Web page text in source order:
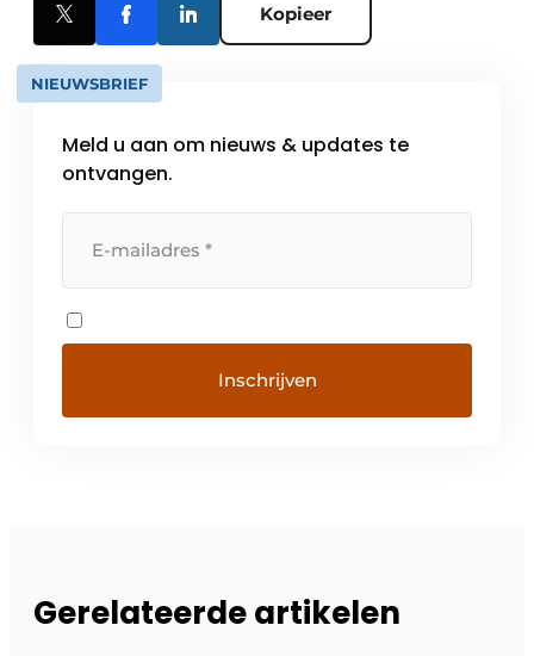
Kopieer
NIEUWSBRIEF
Meld u aan om nieuws & updates te
ontvangen.
Gerelateerde artikelen